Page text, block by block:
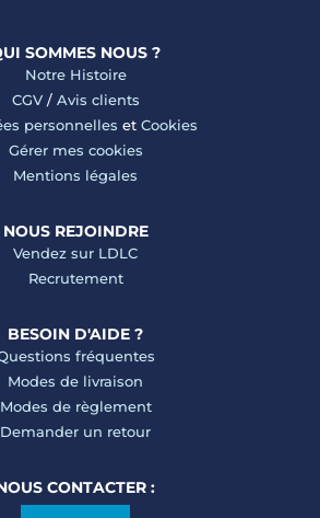
SOMMES NOUS ?
Notre Histoire
CGV/ Avis clients
personnelles et Cookies
Gérer mes cookies
Mentions légales
NOUS REJOINDRE
Vendez sur LDLC
Recrutement
BESOIN D'AIDE ?
fréquentes
Modes de livraison
Modes de règlement
Demander un retour
CONTACTER :